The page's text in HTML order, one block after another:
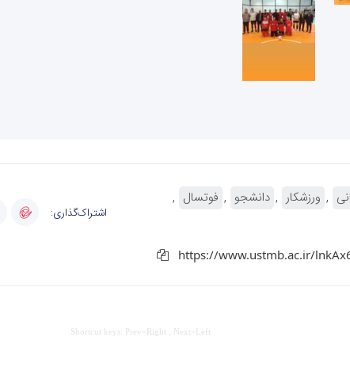
ورزشکار دانشجو
فوتسال
اشتراک‌گذاری:
https://www.ustmb.ac.ir/
Shortcut keys: Prev=Right , Next=Left